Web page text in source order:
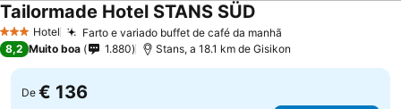
3 EstrelasHotel Farto e variado buffet de café da manhã
Tailormade Hotel STANS SÜD
8,2 Muito boa 1.880 Stans, a 18.1 km de Gisikon
De € 136